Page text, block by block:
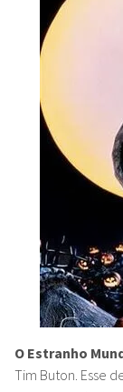
O Estranho
Tim Buton. Esse